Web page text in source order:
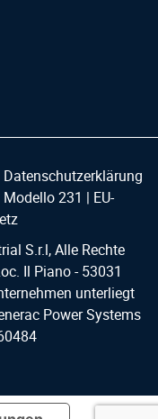
Datenschutzerklärung
Modello 231 | EU-
S.r.l, Alle Rechte
Il Piano - 53031
unterliegt
Power Systems